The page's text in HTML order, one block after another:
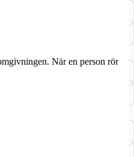
När en person rör